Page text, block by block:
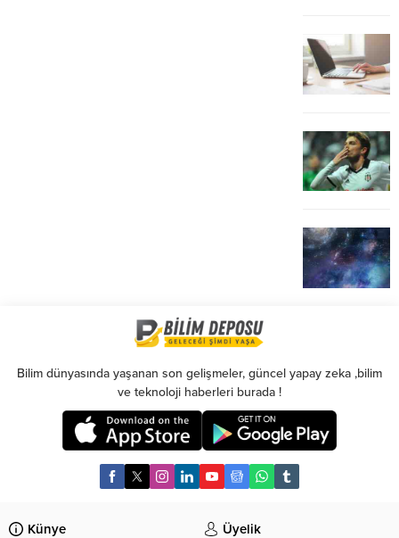
Bilim dünyasında yaşanan son gelişmeler, güncel yapay zeka ,bilim
ve teknoloji haberleri burada !
Künye Üyelik